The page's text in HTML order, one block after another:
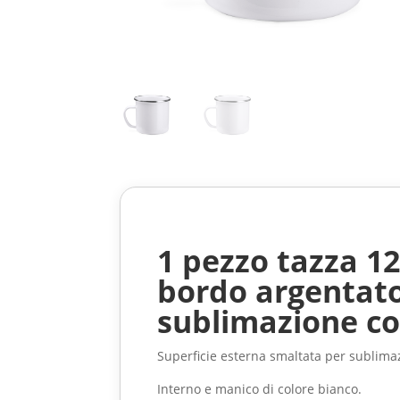
1 pezzo tazza
bordo
sublimazione
Superficie esterna smaltata per
Interno e manico di colore bianco.